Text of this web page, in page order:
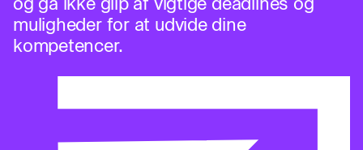
muligheder for at udvide dine
kompetencer.